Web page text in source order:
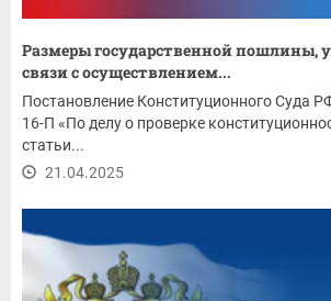
Размеры государственной пошлины,
связи с осуществлением...
Постановление Конституционного Суда
16-П «По делу о проверке
статьи...
21.04.2025